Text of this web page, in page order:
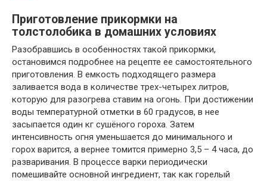
Приготовление прикормки на
толстолобика в домашних условиях
Разобравшись в особенностях такой прикормки,
остановимся подробнее на рецепте ее самостоятельного
приготовления. В емкость подходящего размера
заливается вода в количестве трех-четырех литров,
которую для разогрева ставим на огонь. При достижении
воды температурной отметки в 60 градусов, в нее
засыпается один кг сушёного гороха. Затем
интенсивность огня уменьшается до минимального и
горох варится, а вернее томится примерно 3,5 – 4 часа, до
разваривания. В процессе варки периодически
помешивайте основной ингредиент, так как горелый